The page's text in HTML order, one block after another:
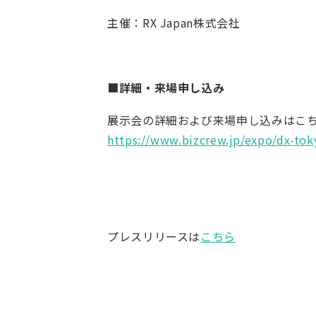
主催：RX Japan株式会社
■詳細・来場申し込み
展示会の詳細および来場申し込みはこ
https://www.bizcrew.jp/expo/dx-
プレスリリースはこちら